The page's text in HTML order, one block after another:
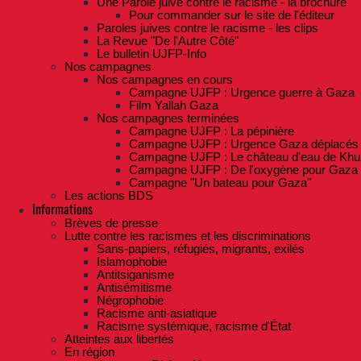
Pour commander sur le site de l'éditeur
Paroles juives contre le racisme - les clips
La Revue "De l'Autre Côté"
Le bulletin UJFP-Info
Nos campagnes
Nos campagnes en cours
Campagne UJFP : Urgence guerre à Gaza
Film Yallah Gaza
Nos campagnes terminées
Campagne UJFP : La pépinière
Campagne UJFP : Urgence Gaza déplacés
Campagne UJFP : Le château d'eau de
Campagne UJFP : De l'oxygène pour Gaza
Campagne "Un bateau pour Gaza"
Les actions BDS
Informations
Brèves de presse
Lutte contre les racismes et les discriminations
Sans-papiers, réfugiés, migrants, exilés
Islamophobie
Antitsiganisme
Antisémitisme
Négrophobie
Racisme anti-asiatique
Racisme systémique, racisme d'État
Atteintes aux libertés
En région